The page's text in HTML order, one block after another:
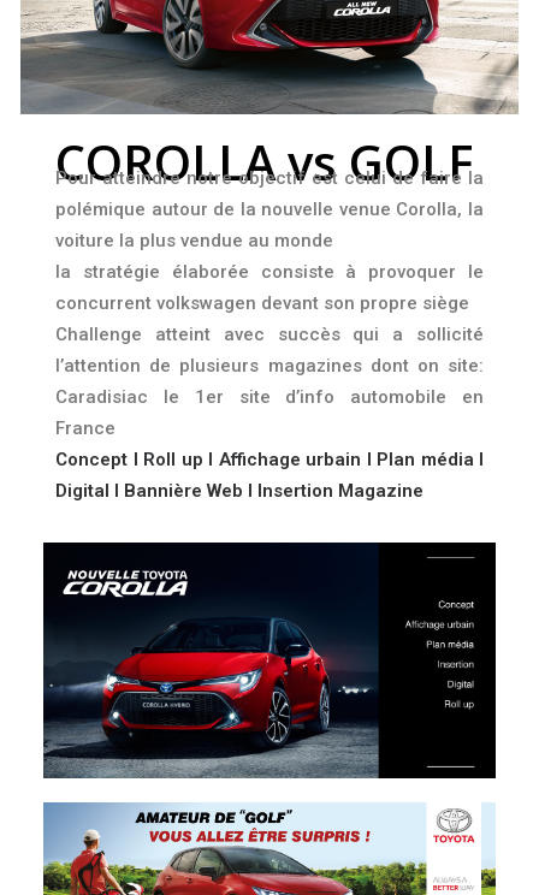
COROLLA vs GOLF
Pour atteindre notre objectif est celui de faire la
polémique autour de la nouvelle venue Corolla, la
voiture la plus vendue au monde
la stratégie élaborée consiste à provoquer le
concurrent volkswagen devant son propre siège
Challenge atteint avec succès qui a sollicité
l’attention de plusieurs magazines dont on site:
Caradisiac le 1er site d’info automobile en
France
Concept l Roll up l Affichage urbain l Plan média l
Digital l Bannière Web l Insertion Magazine